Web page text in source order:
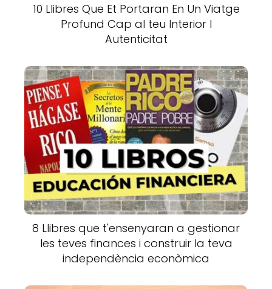
10 Llibres Que Et Portaran En Un Viatge
Profund Cap al teu Interior I
Autenticitat
8 Llibres que t'ensenyaran a gestionar
les teves finances i construir la teva
independència econòmica